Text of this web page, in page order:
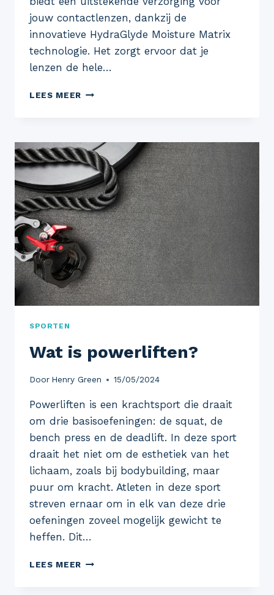
jouw contactlenzen, dankzij de
innovatieve HydraGlyde Moisture Matrix
technologie. Het zorgt ervoor dat je
lenzen de hele…
LEES MEER ONTDEK
LENZENVLOEISTOF
OPTI-
FREE
PUREMOIST
SPORTEN
Wat is powerliften?
Door Henry Green 15/05/2024
Powerliften is een krachtsport die draait
om drie basisoefeningen: de squat, de
bench press en de deadlift. In deze sport
draait het niet om de esthetiek van het
lichaam, zoals bij bodybuilding, maar
puur om kracht. Atleten in deze sport
streven ernaar om in elk van deze drie
oefeningen zoveel mogelijk gewicht te
heffen. Dit…
LEES MEER WAT